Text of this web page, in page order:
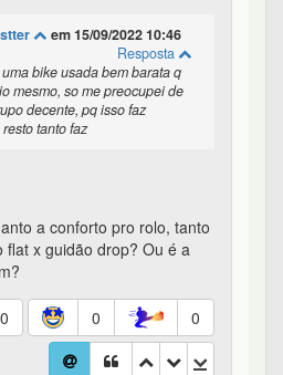
em 15/09/2022 10:46
Resposta
bike usada bem barata q
mesmo, so me preocupei de
decente, pq isso faz
tanto faz
a conforto pro rolo, tanto
flat x guidão drop? Ou é a
0 0 0